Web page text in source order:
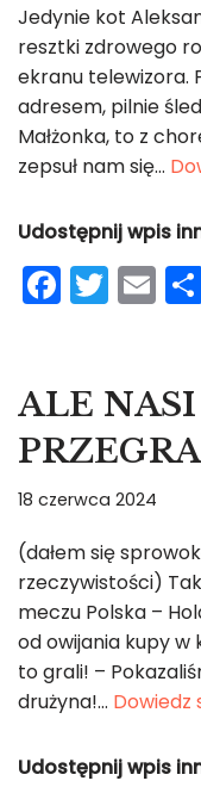
k
Jedynie kot
resztki zdrowego
ekranu telewizora.
adresem, pilnie
Małżonka, to z
zepsuł nam się…
Udostępnij wpis
F
a
e
b
o
o
k
T
w
er
E
m
l
ALE
18 czerwca 2024
(dałem się
rzeczywistości)
meczu Polska –
od owijania kupy w
to grali! –
drużyna!… Dowiedz
Udostępnij wpis